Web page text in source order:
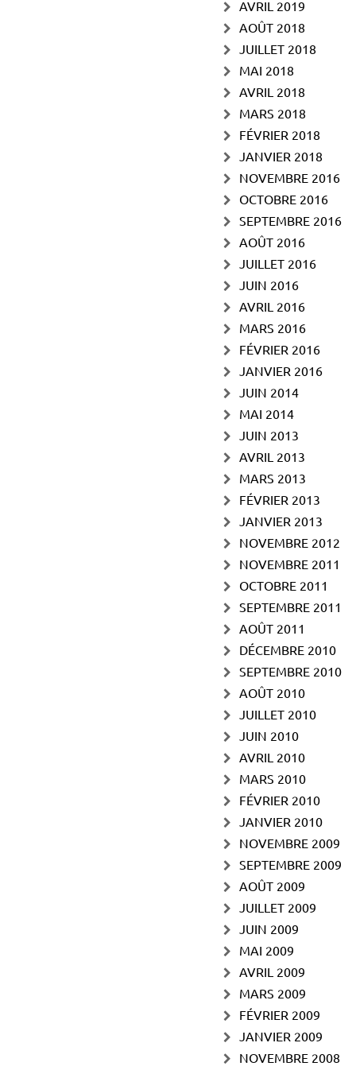
AVRIL 2019
AOÛT 2018
JUILLET 2018
MAI 2018
AVRIL 2018
MARS 2018
FÉVRIER 2018
JANVIER 2018
NOVEMBRE 2016
OCTOBRE 2016
SEPTEMBRE 2016
AOÛT 2016
JUILLET 2016
JUIN 2016
AVRIL 2016
MARS 2016
FÉVRIER 2016
JANVIER 2016
JUIN 2014
MAI 2014
JUIN 2013
AVRIL 2013
MARS 2013
FÉVRIER 2013
JANVIER 2013
NOVEMBRE 2012
NOVEMBRE 2011
OCTOBRE 2011
SEPTEMBRE 2011
AOÛT 2011
DÉCEMBRE 2010
SEPTEMBRE 2010
AOÛT 2010
JUILLET 2010
JUIN 2010
AVRIL 2010
MARS 2010
FÉVRIER 2010
JANVIER 2010
NOVEMBRE 2009
SEPTEMBRE 2009
AOÛT 2009
JUILLET 2009
JUIN 2009
MAI 2009
AVRIL 2009
MARS 2009
FÉVRIER 2009
JANVIER 2009
NOVEMBRE 2008